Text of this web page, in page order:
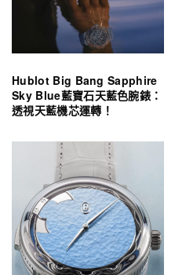
Hublot Big Bang Sapphire
Sky Blue藍寶石天藍色腕錶：
透視天藍機芯運轉！